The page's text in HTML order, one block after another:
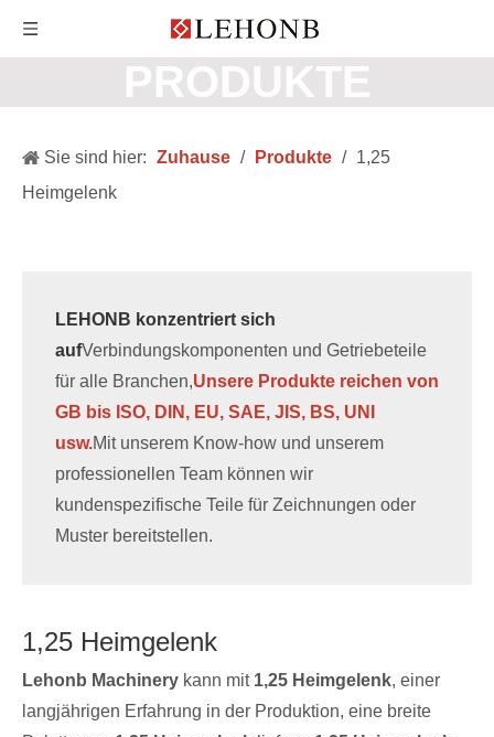
PRODUKTE
Sie sind hier: Zuhause / Produkte / 1,25
Heimgelenk
LEHONB konzentriert sich
aufVerbindungskomponenten und Getriebeteile
für alle Branchen,Unsere Produkte reichen von
GB bis ISO, DIN, EU, SAE, JIS, BS, UNI
usw.Mit unserem Know-how und unserem
professionellen Team können wir
kundenspezifische Teile für Zeichnungen oder
Muster bereitstellen.
1,25 Heimgelenk
Lehonb Machinery kann mit 1,25 Heimgelenk, einer
langjährigen Erfahrung in der Produktion, eine breite